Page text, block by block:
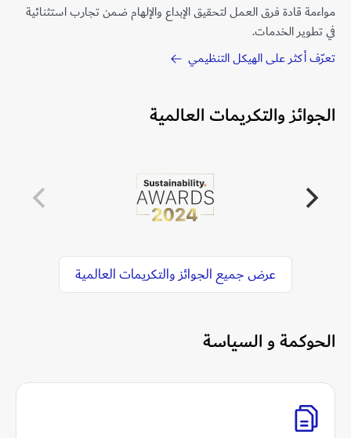
مواءمة قادة فرق العمل لتحقيق الإبداع والإلهام ضمن تجارب استثنائية
في تطوير الخدمات.
تعرّف أكثر على الهيكل​ ​التنظيمي
الجوائز والتكريمات العالمية
عرض جميع الجوائز والتكريمات العالمية
الحوكمة و السياسة